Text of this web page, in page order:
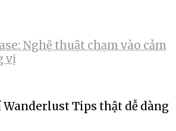
Nghệ thuật chạm vào cảm
vị
Tips thật dễ dàng